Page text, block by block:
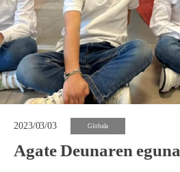
2023/03/03 Globala
Agate Deunaren eguna